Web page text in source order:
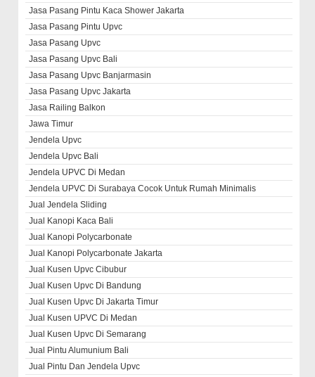
Jasa Pasang Pintu Kaca Shower Jakarta
Jasa Pasang Pintu Upvc
Jasa Pasang Upvc
Jasa Pasang Upvc Bali
Jasa Pasang Upvc Banjarmasin
Jasa Pasang Upvc Jakarta
Jasa Railing Balkon
Jawa Timur
Jendela Upvc
Jendela Upvc Bali
Jendela UPVC Di Medan
Jendela UPVC Di Surabaya Cocok Untuk Rumah Minimalis
Jual Jendela Sliding
Jual Kanopi Kaca Bali
Jual Kanopi Polycarbonate
Jual Kanopi Polycarbonate Jakarta
Jual Kusen Upvc Cibubur
Jual Kusen Upvc Di Bandung
Jual Kusen Upvc Di Jakarta Timur
Jual Kusen UPVC Di Medan
Jual Kusen Upvc Di Semarang
Jual Pintu Alumunium Bali
Jual Pintu Dan Jendela Upvc